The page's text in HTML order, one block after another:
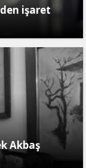
işaret
Akbaş